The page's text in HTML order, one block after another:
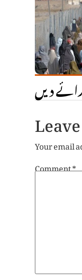
دیں
Your email
Comment*